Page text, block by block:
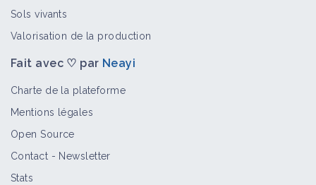
Sols vivants
Valorisation de la production
Fait avec ♡ par Neayi
Charte de la plateforme
Mentions légales
Open Source
Contact - Newsletter
Stats